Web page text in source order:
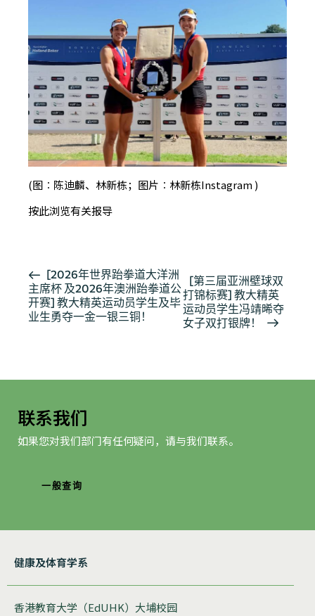
(图︰陈迪麟、林新栋；图片︰林新栋Instagram )
按此浏览有关报导
活
动
导
[2026年世界跆拳道大洋洲
主席杯 及2026年澳洲跆拳道公
开赛] 教大精英运动员学生及毕
业生勇夺一金一银三铜！
[第三届亚洲壁球双
打锦标赛] 教大精英
运动员学生冯靖晞夺
女子双打银牌！
联系我们
如果您对我们部门有任何疑问，请与我们联系。
一般查询
健康及体育学系
香港教育大学（EdUHK）大埔校园